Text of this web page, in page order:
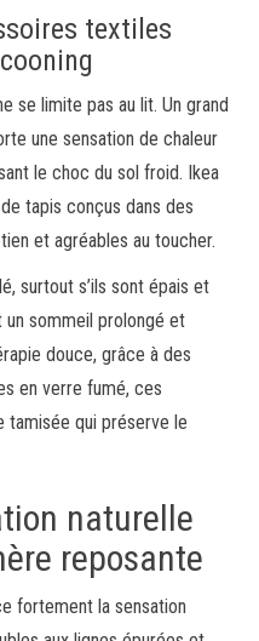
textiles
se limite pas au lit. Un grand
une sensation de chaleur
le choc du sol froid. Ikea
tapis conçus dans des
et agréables au toucher.
surtout s’ils sont épais et
sommeil prolongé et
douce, grâce à des
en verre fumé, ces
tamisée qui préserve le
naturelle
reposante
fortement la sensation